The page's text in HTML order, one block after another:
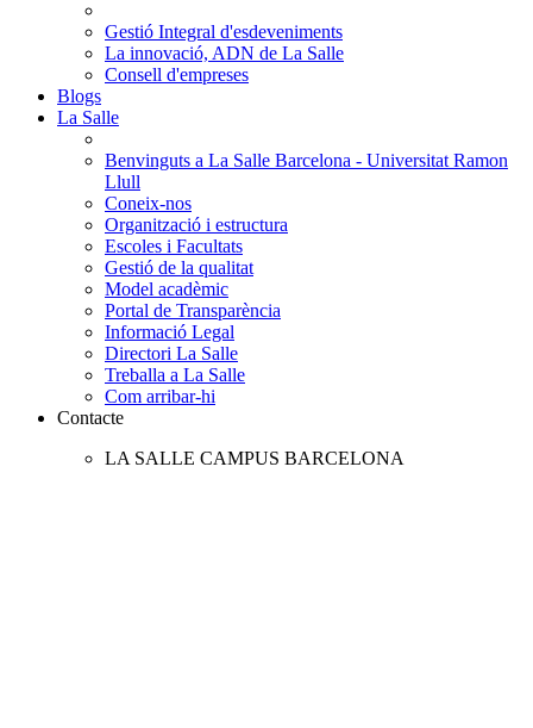
Gestió Integral d'esdeveniments
La innovació, ADN de La Salle
Consell d'empreses
Blogs
La Salle
Benvinguts a La Salle Barcelona - Universitat Ramon
Llull
Coneix-nos
Organització i estructura
Escoles i Facultats
Gestió de la qualitat
Model acadèmic
Portal de Transparència
Informació Legal
Directori La Salle
Treballa a La Salle
Com arribar-hi
Contacte
LA SALLE CAMPUS BARCELONA